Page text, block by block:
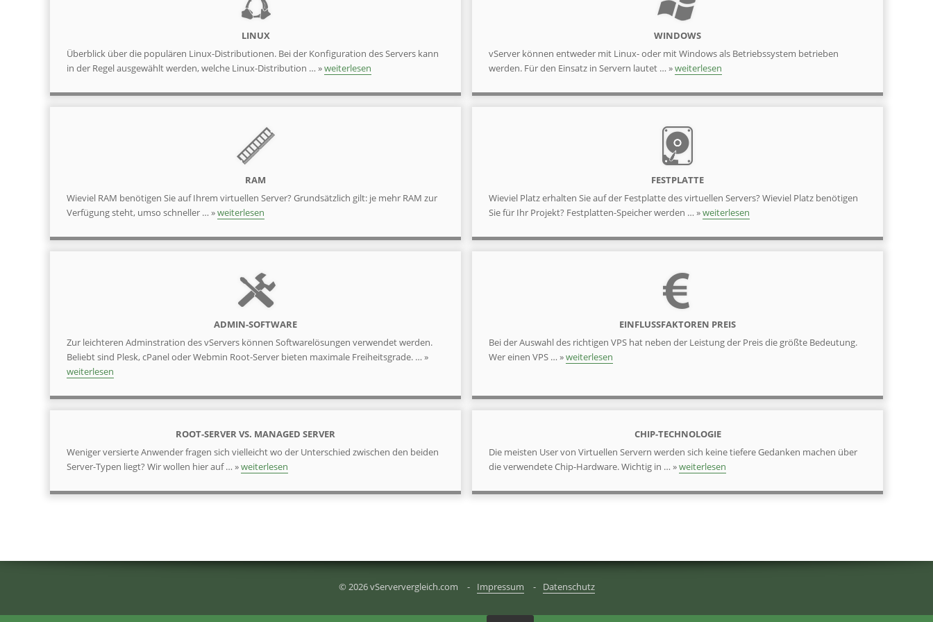
LINUX
Überblick über die populären Linux-Distributionen. Bei der Konfiguration des Servers kann
in der Regel ausgewählt werden, welche Linux-Distribution … »weiterlesen
WINDOWS
vServer können entweder mit Linux- oder mit Windows als Betriebssystem betrieben
werden. Für den Einsatz in Servern lautet … »weiterlesen
RAM
Wieviel RAM benötigen Sie auf Ihrem virtuellen Server? Grundsätzlich gilt: je mehr RAM zur
Verfügung steht, umso schneller … »weiterlesen
FESTPLATTE
Wieviel Platz erhalten Sie auf der Festplatte des virtuellen Servers? Wieviel Platz benötigen
Sie für Ihr Projekt? Festplatten-Speicher werden … »weiterlesen
ADMIN-SOFTWARE
Zur leichteren Adminstration des vServers können Softwarelösungen verwendet werden.
Beliebt sind Plesk, cPanel oder Webmin Root-Server bieten maximale Freiheitsgrade. … »
weiterlesen
EINFLUSSFAKTOREN PREIS
Bei der Auswahl des richtigen VPS hat neben der Leistung der Preis die größte Bedeutung.
Wer einen VPS … »weiterlesen
ROOT-SERVER VS. MANAGED SERVER
Weniger versierte Anwender fragen sich vielleicht wo der Unterschied zwischen den beiden
Server-Typen liegt? Wir wollen hier auf … »weiterlesen
CHIP-TECHNOLOGIE
Die meisten User von Virtuellen Servern werden sich keine tiefere Gedanken machen über
die verwendete Chip-Hardware. Wichtig in … »weiterlesen
© 2026 vServervergleich.com Impressum Datenschutz